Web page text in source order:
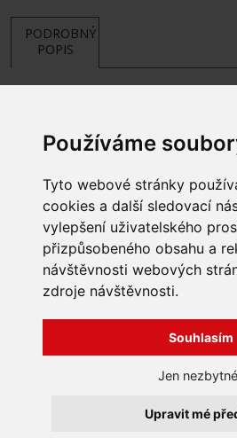
Používáme
Tyto webové stránky
cookies a další sledovací
vylepšení uživatelského
přizpůsobeného obsahu a
návštěvnosti webových
zdroje návštěvnosti.
Souhlasím
Jen nezbytné
Upravit mé
PODROBNÝ
POPIS
INFORMACE
Obchodní podmínky
Zpracování a ochrana
osobních údajů
O nás